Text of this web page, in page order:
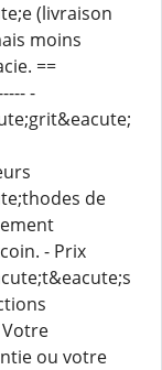
(livraison
moins
==
-
de
- Prix
ou votre